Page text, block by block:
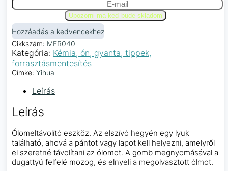
Hozzáadás a kedvencekhez
Cikkszám: MER040
Kategória: Kémia, ón, gyanta, tippek,
forrasztásmentesítés
Címke: Yihua
Leírás
Leírás
Ólomeltávolító eszköz. Az elszívó hegyén egy lyuk
található, ahová a pántot vagy lapot kell helyezni, amelyről
el szeretné távolítani az ólomot. A gomb megnyomásával a
dugattyú felfelé mozog, és elnyeli a megolvasztott ólmot.